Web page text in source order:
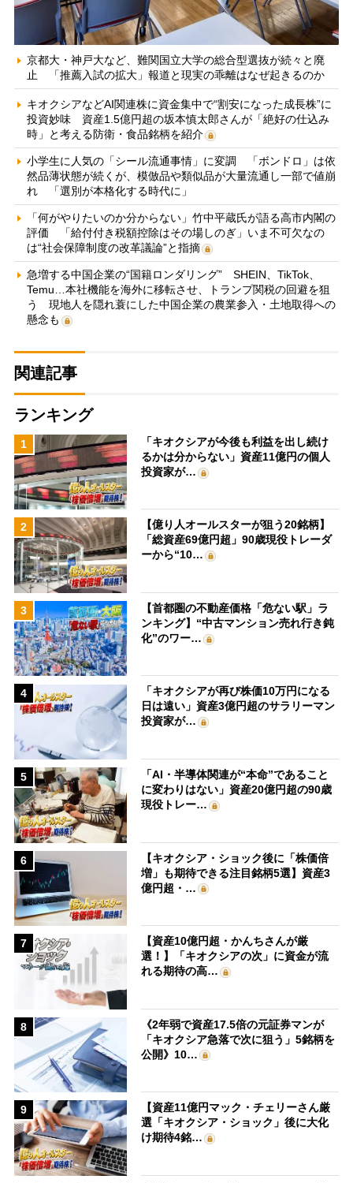
京都大・神戸大など、難関国立大学の総合型選抜が続々と廃
止 「推薦入試の拡大」報道と現実の乖離はなぜ起きるのか
キオクシアなどAI関連株に資金集中で“割安になった成長株”に
投資妙味 資産1.5億円超の坂本慎太郎さんが「絶好の仕込み
時」と考える防衛・食品銘柄を紹介
小学生に人気の「シール流通事情」に変調 「ボンドロ」は依
然品薄状態が続くが、模倣品や類似品が大量流通し一部で値崩
れ 「選別が本格化する時代に」
「何がやりたいのか分からない」竹中平蔵氏が語る高市内閣の
評価 「給付付き税額控除はその場しのぎ」いま不可欠なの
は“社会保障制度の改革議論”と指摘
急増する中国企業の“国籍ロンダリング” SHEIN、TikTok、
Temu…本社機能を海外に移転させ、トランプ関税の回避を狙
う 現地人を隠れ蓑にした中国企業の農業参入・土地取得への
懸念も
関連記事
ランキング
1
「キオクシアが今後も利益を出し続け
るかは分からない」資産11億円の個人
投資家が…
2
【億り人オールスターが狙う20銘柄】
「総資産69億円超」90歳現役トレーダ
ーから“10…
3
【首都圏の不動産価格「危ない駅」ラ
ンキング】“中古マンション売れ行き鈍
化”のワー…
4
「キオクシアが再び株価10万円になる
日は遠い」資産3億円超のサラリーマン
投資家が…
5
「AI・半導体関連が“本命”であること
に変わりはない」資産20億円超の90歳
現役トレー…
6
【キオクシア・ショック後に「株価倍
増」も期待できる注目銘柄5選】資産3
億円超・…
7
【資産10億円超・かんちさんが厳
選！】「キオクシアの次」に資金が流
れる期待の高…
8
《2年弱で資産17.5倍の元証券マンが
「キオクシア急落で次に狙う」5銘柄を
公開》10…
9
【資産11億円マック・チェリーさん厳
選「キオクシア・ショック」後に大化
け期待4銘…